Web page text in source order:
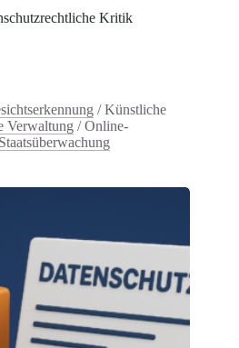
Kritik
/Künstliche
Verwaltung /Online-
Staatsüberwachung